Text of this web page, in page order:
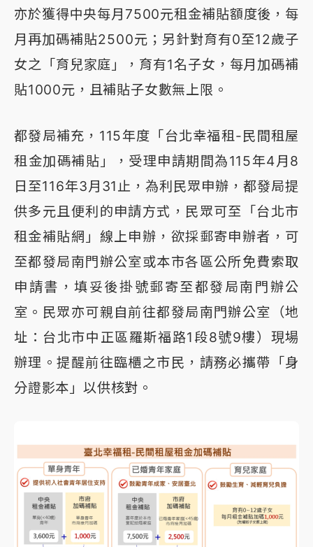
亦於獲得中央每月7500元租金補貼額度後，每
月再加碼補貼2500元；另針對育有0至12歲子
女之「育兒家庭」，育有1名子女，每月加碼補
貼1000元，且補貼子女數無上限。
都發局補充，115年度「台北幸福租-民間租屋
租金加碼補貼」，受理申請期間為115年4月8
日至116年3月31止，為利民眾申辦，都發局提
供多元且便利的申請方式，民眾可至「台北市
租金補貼網」線上申辦，欲採郵寄申辦者，可
至都發局南門辦公室或本市各區公所免費索取
申請書，填妥後掛號郵寄至都發局南門辦公
室。民眾亦可親自前往都發局南門辦公室（地
址：台北市中正區羅斯福路1段8號9樓）現場
辦理。提醒前往臨櫃之市民，請務必攜帶「身
分證影本」以供核對。